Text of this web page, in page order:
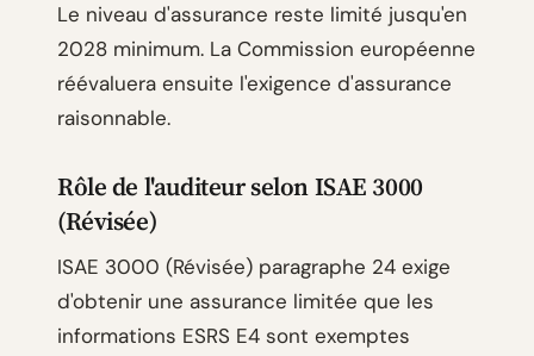
Le niveau d'assurance reste limité jusqu'en
2028 minimum. La Commission européenne
réévaluera ensuite l'exigence d'assurance
raisonnable.
Rôle de l'auditeur selon ISAE 3000
(Révisée)
ISAE 3000 (Révisée) paragraphe 24 exige
d'obtenir une assurance limitée que les
informations ESRS E4 sont exemptes